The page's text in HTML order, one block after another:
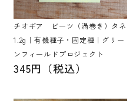
チオギア ビーツ（渦巻き）タネ
1.2g｜有機種子・固定種｜グリー
ンフィールドプロジェクト
345円（税込）